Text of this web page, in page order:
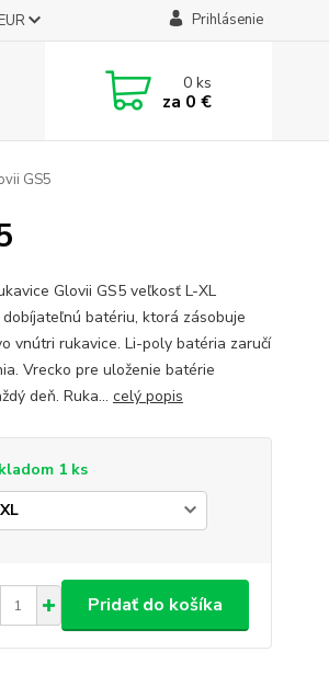
EUR Prihlásenie
0ks
za 0 €
GS5
Glovii GS5 veľkosť L-XL
batériu, ktorá zásobuje
vnútri rukavice. Li-poly batéria zaručí
Vrecko pre uloženie batérie
deň. Ruka... celý popis
1 ks
Pridať do košíka